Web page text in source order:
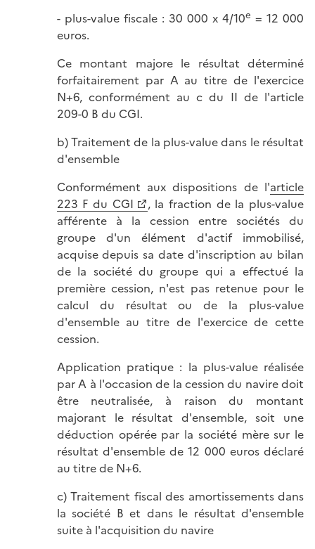
- plus-value fiscale : 30 000 x 4/10e = 12 000
euros.
Ce montant majore le résultat déterminé
forfaitairement par A au titre de l'exercice
N+6, conformément au c du II de l'article
209-0 B du CGI.
b) Traitement de la plus-value dans le résultat
d'ensemble
Conformément aux dispositions de l'article
223 F du CGI
, la fraction de la plus-value
afférente à la cession entre sociétés du
groupe d'un élément d'actif immobilisé,
acquise depuis sa date d'inscription au bilan
de la société du groupe qui a effectué la
première cession, n'est pas retenue pour le
calcul du résultat ou de la plus-value
d'ensemble au titre de l'exercice de cette
cession.
Application pratique : la plus-value réalisée
par A à l'occasion de la cession du navire doit
être neutralisée, à raison du montant
majorant le résultat d'ensemble, soit une
déduction opérée par la société mère sur le
résultat d'ensemble de 12 000 euros déclaré
au titre de N+6.
c) Traitement fiscal des amortissements dans
la société B et dans le résultat d'ensemble
suite à l'acquisition du navire